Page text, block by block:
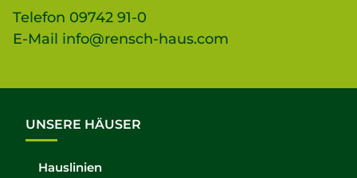
Telefon 09742 91-0
E-Mail info@rensch-haus.com
UNSERE HÄUSER
Hauslinien